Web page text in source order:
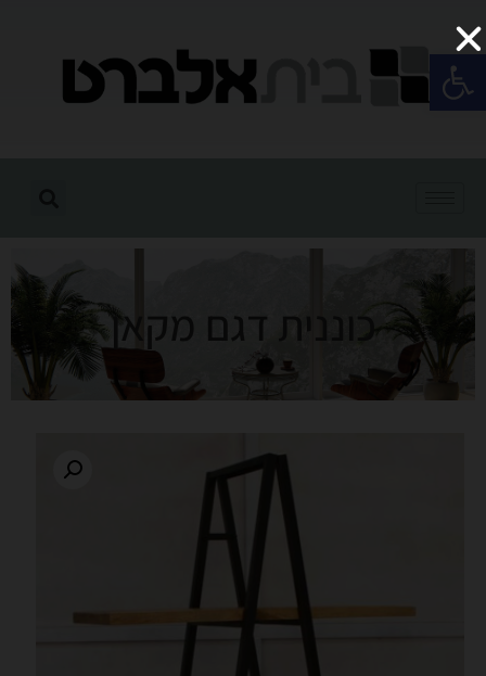
פתח סרגל נגישות
כוננית דגם מקאן